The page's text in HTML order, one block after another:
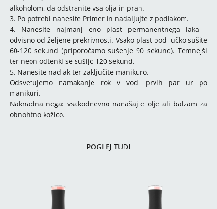
alkoholom, da odstranite vsa olja in prah.
3. Po potrebi nanesite Primer in nadaljujte z podlakom.
4. Nanesite najmanj eno plast permanentnega laka -
odvisno od željene prekrivnosti. Vsako plast pod lučko sušite
60-120 sekund (priporočamo sušenje 90 sekund). Temnejši
ter neon odtenki se sušijo 120 sekund.
5. Nanesite nadlak ter zaključite manikuro.
Odsvetujemo namakanje rok v vodi prvih par ur po
manikuri.
Naknadna nega: vsakodnevno nanašajte olje ali balzam za
obnohtno kožico.
POGLEJ TUDI